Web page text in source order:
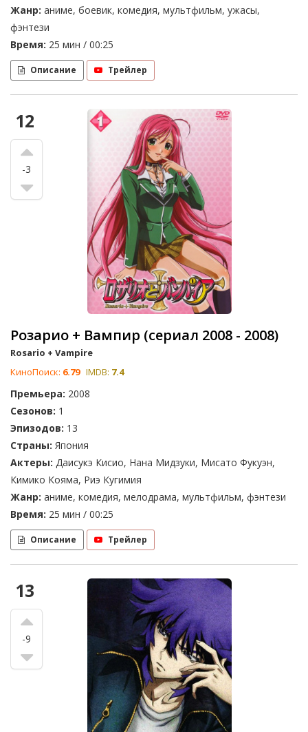
Жанр: аниме, боевик, комедия, мультфильм, ужасы,
фэнтези
Время: 25 мин / 00:25
Описание Трейлер
12
-3
Розарио + Вампир (сериал 2008 - 2008)
Rosario + Vampire
КиноПоиск: 6.79 IMDB: 7.4
Премьера: 2008
Сезонов: 1
Эпизодов: 13
Страны: Япония
Актеры: Даисукэ Кисио, Нана Мидзуки, Мисато Фукуэн,
Кимико Кояма, Риэ Кугимия
Жанр: аниме, комедия, мелодрама, мультфильм, фэнтези
Время: 25 мин / 00:25
Описание Трейлер
13
-9